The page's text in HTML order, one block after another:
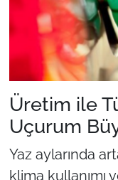
Üretim ile
Uçurum
Yaz aylarında
klima kullanımı